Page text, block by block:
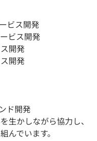
ビス開発
ビス開発
開発
開発
ド開発
生かしながら協力し、
んでいます。